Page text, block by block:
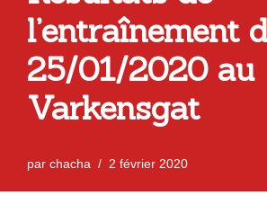
l’entraînement
25/01/2020 au
Varkensgat
par chacha 2 février 2020